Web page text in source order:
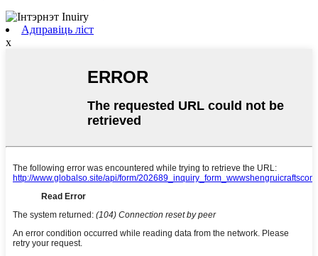
Адправіць ліст
x